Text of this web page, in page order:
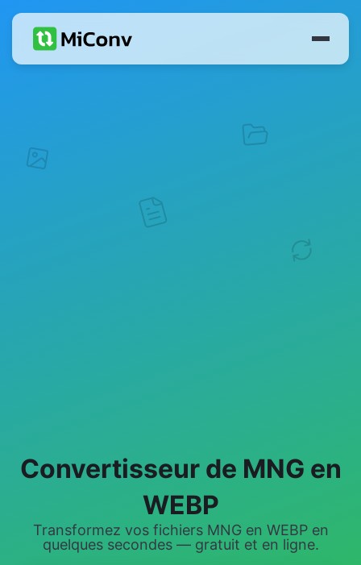
Convertisseur de MNG en
WEBP
Transformez vos fichiers MNG en WEBP en
quelques secondes — gratuit et en ligne.